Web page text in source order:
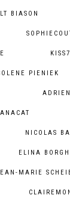
BIASON
PIENIEK
NICOLAS
ELINA
MARIE